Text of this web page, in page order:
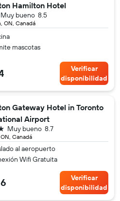
Hamilton Hotel
ON, Canadá
8.5
Muy bueno
mascotas
Verificar
disponibilidad
Gateway Hotel in Toronto
Airport
Canadá
8.7
Muy bueno
al aeropuerto
Wifi Gratuita
Verificar
disponibilidad